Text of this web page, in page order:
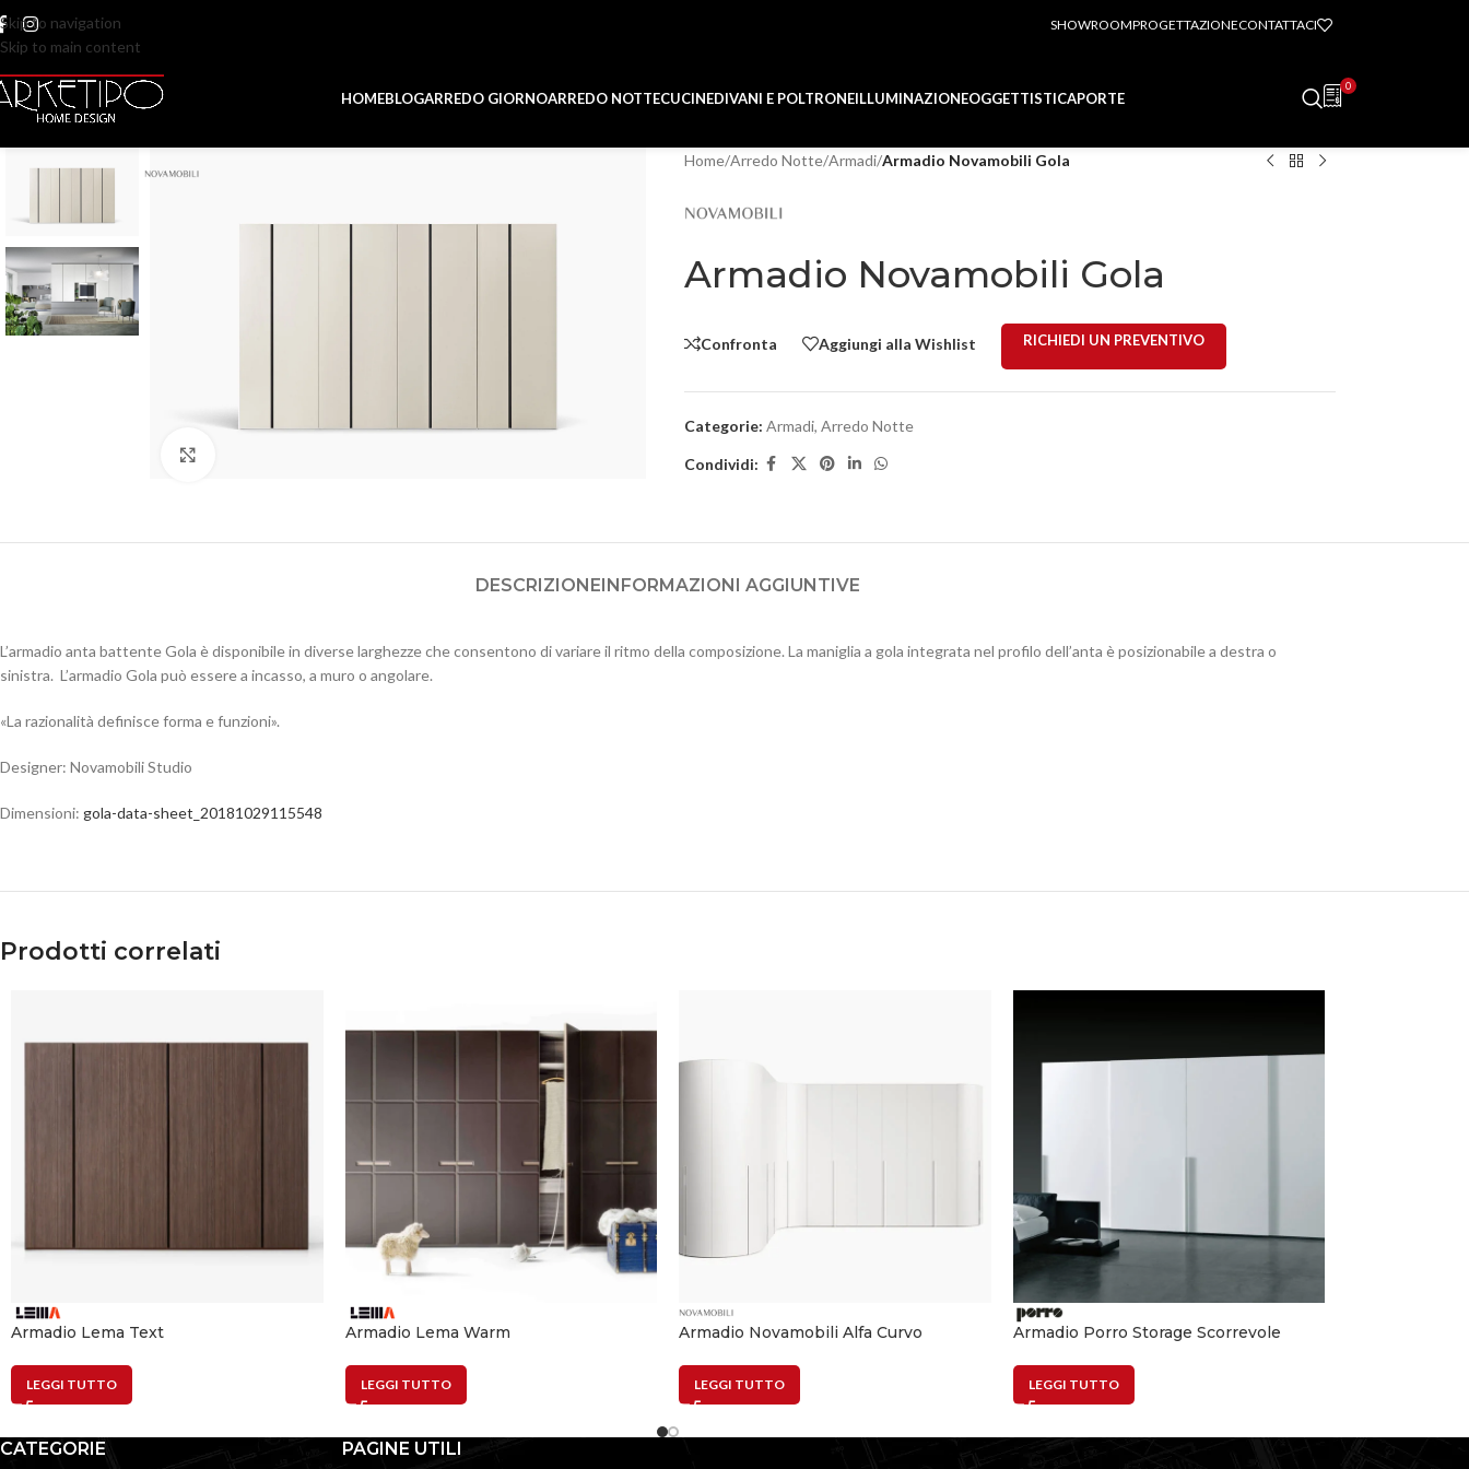
Skip to navigation
Skip to main content
SHOWROOMPROGETTAZIONECONTATTACI
HOMEBLOGARREDO GIORNOARREDO NOTTECUCINEDIVANI E POLTRONEILLUMINAZIONEOGGETTISTICAPORTE
0
Home/Arredo Notte/Armadi/Armadio Novamobili Gola
Armadio Novamobili Gola
Confronta Aggiungi alla Wishlist RICHIEDI UN PREVENTIVO
Categorie: Armadi, Arredo Notte
Condividi:
DESCRIZIONE INFORMAZIONI AGGIUNTIVE
L’armadio anta battente Gola è disponibile in diverse larghezze che consentono di variare il ritmo della composizione. La maniglia a gola integrata nel profilo dell’anta è posizionabile a destra o
sinistra. L’armadio Gola può essere a incasso, a muro o angolare.
«La razionalità definisce forma e funzioni».
Designer: Novamobili Studio
Dimensioni: gola-data-sheet_20181029115548
Prodotti correlati
Armadio Lema Text
LEGGI TUTTO
Armadio Lema Warm
LEGGI TUTTO
Armadio Novamobili Alfa Curvo
LEGGI TUTTO
Armadio Porro Storage Scorrevole
LEGGI TUTTO
CATEGORIE PAGINE UTILI